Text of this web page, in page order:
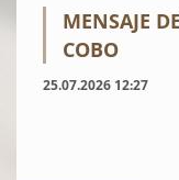
MENSAJE
COBO
25.07.2026 12:27